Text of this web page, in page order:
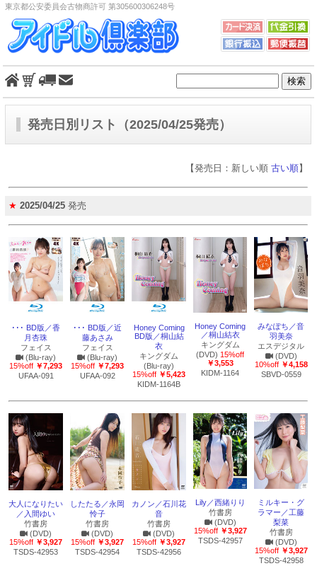
東京都公安委員会古物商許可 第305600306248号
発売日別リスト（2025/04/25発売）
【発売日：新しい順古い順】
★ 2025/04/25 発売
･･･ BD版／香
月杏珠
フェイス
(Blu-ray)
15%off ￥7,293
UFAA-091
･･･ BD版／近
藤あさみ
フェイス
(Blu-ray)
15%off ￥7,293
UFAA-092
Honey Coming
BD版／桐山結
衣
キングダム
(Blu-ray)
15%off ￥5,423
KIDM-1164B
Honey Coming
／桐山結衣
キングダム
(DVD)15%off
￥3,553
KIDM-1164
みなぽち／音
羽美奈
エスデジタル
(DVD)
10%off ￥4,158
SBVD-0559
大人になりたい
／入間ゆい
竹書房
(DVD)
15%off ￥3,927
TSDS-42953
したたる／永岡
怜子
竹書房
(DVD)
15%off ￥3,927
TSDS-42954
カノン／石川花
音
竹書房
(DVD)
15%off ￥3,927
TSDS-42956
Lily／西緒りり
竹書房
(DVD)
15%off ￥3,927
TSDS-42957
ミルキー・グ
ラマー／工藤
梨菜
竹書房
(DVD)
15%off ￥3,927
TSDS-42958